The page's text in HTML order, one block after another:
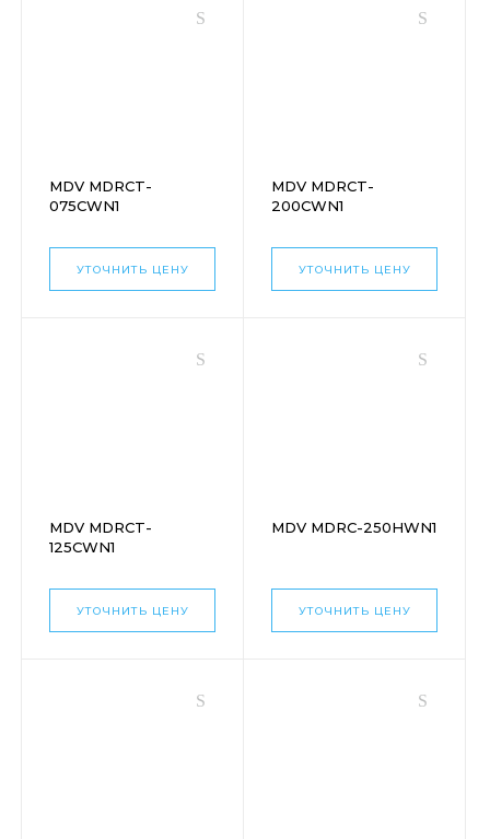
MDV MDRCT-
075CWN1
УТОЧНИТЬ ЦЕНУ
MDV MDRCT-
200CWN1
УТОЧНИТЬ ЦЕНУ
MDV MDRCT-
125CWN1
УТОЧНИТЬ ЦЕНУ
MDV MDRC-250HWN1
УТОЧНИТЬ ЦЕНУ